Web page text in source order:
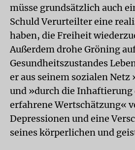
müsse grundsätzlich auch
Schuld Verurteilter eine
haben, die Freiheit
Außerdem drohe Gröning
Gesundheitszustandes
er aus seinem sozialen Netz
und »durch die Inhaftierung
erfahrene Wertschätzung«
Depressionen und eine
seines körperlichen und